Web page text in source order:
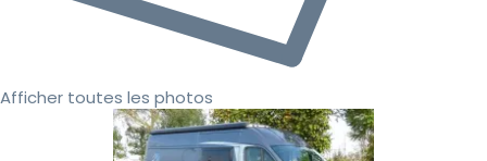
Afficher toutes les photos